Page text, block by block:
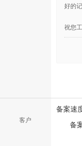
好的记
祝您
客户
备案速
备